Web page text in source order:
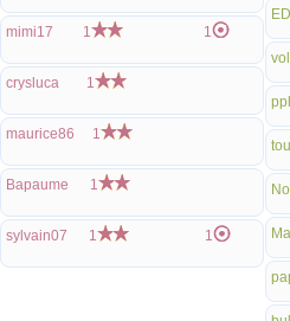
mimi17 1 1
crysluca 1
maurice86 1
Bapaume 1
sylvain07 1 1